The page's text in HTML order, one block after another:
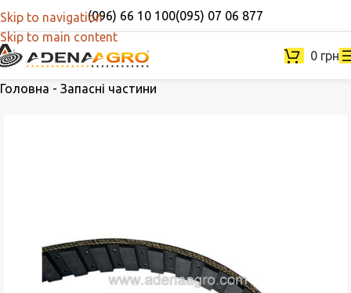
Skip to navigation
Skip to main content
(096) 66 10 100(095) 07 06 877
0 грн
Головна - Запасні частини